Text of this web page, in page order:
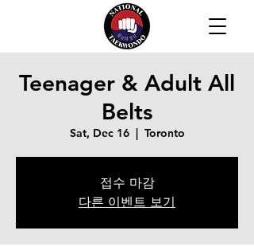
Teenager & Adult All
Belts
Sat, Dec 16
  |
Toronto
접수 마감
다른 이벤트 보기